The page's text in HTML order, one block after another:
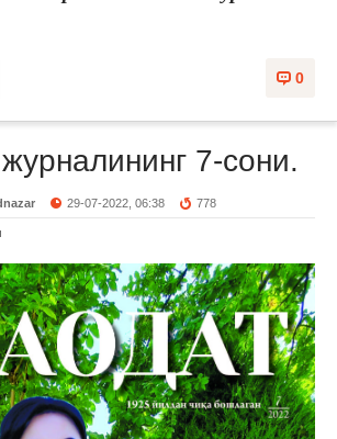
0
7-сони.
29-07-2022, 06:38 778